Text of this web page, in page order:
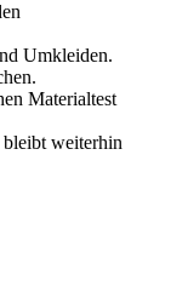
Umkleiden.
Materialtest
weiterhin